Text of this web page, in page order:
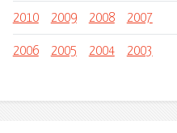
2010 2009 2008 2007
2006 2005 2004 2003